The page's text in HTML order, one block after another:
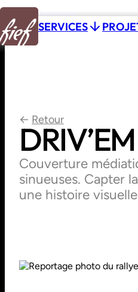
Aller au contenu
SERVICES PROJE
PROJE
DRIV’EM
← Retour
Couverture
sinueuses. Capter
une histoire